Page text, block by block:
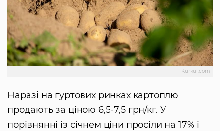
Kurkul.com
Наразі на гуртових ринках картоплю
продають за ціною 6,5-7,5 грн/кг. У
порівнянні із січнем ціни просіли на 17% і